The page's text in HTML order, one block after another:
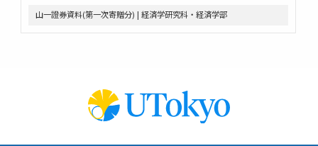
山一證券資料(第一次寄贈分) | 経済学研究科・経済学部